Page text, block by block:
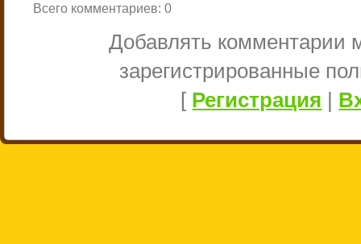
Всего комментариев: 0
Добавлять комментарии
зарегистрированные
[ Регистрация |